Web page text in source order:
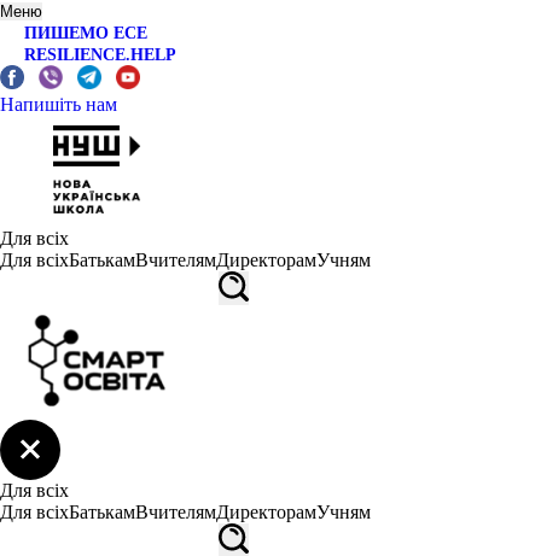
Меню
ПИШЕМО ЕСЕ
RESILIENCE.HELP
Напишіть нам
Для всіх
Для всіхБатькамВчителямДиректорамУчням
Для всіх
Для всіхБатькамВчителямДиректорамУчням